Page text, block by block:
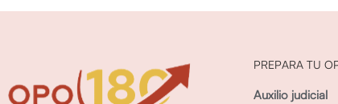
PREPARA TU
Auxilio judicial